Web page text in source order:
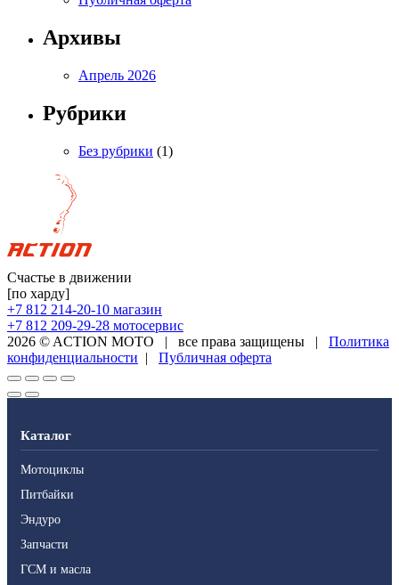
Архивы
Апрель 2026
Рубрики
Без рубрики (1)
Счастье в движении
[по харду]
+7 812 214-20-10 магазин
+7 812 209-29-28 мотосервис
2026 © ACTION MOTO | все права защищены |
Политика
конфиденциальности | Публичная оферта
Каталог
Мотоциклы
Питбайки
Эндуро
Запчасти
ГСМ и масла